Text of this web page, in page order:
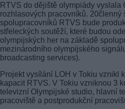
RTVS do dějiště olympiády vyslala
rozhlasových pracovníků. 20členný
spolupracovníků RTVS bude
střeleckých soutěží, které budou
olympijských her na základě
mezinárodního olympijského
broadcasting services).
Projekt vysílání LOH v Tokiu vznikl
kapacit RTVS. V Tokiu vzniknou 3
televizní Olympijské studio, hlavní
pracoviště a postprodukční